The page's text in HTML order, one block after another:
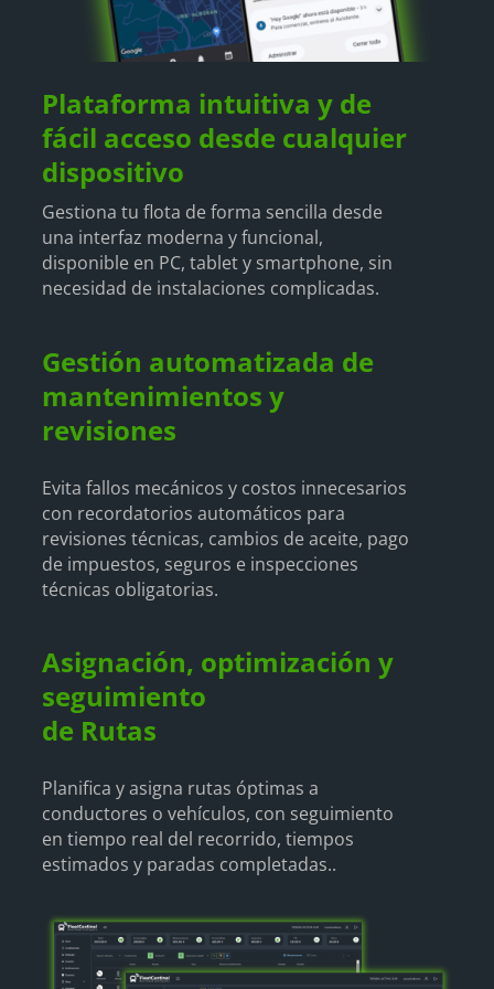
Plataforma intuitiva y de
fácil acceso desde cualquier
dispositivo
Gestiona tu flota de forma sencilla desde
una interfaz moderna y funcional,
disponible en PC, tablet y smartphone, sin
necesidad de instalaciones complicadas.
Gestión automatizada de
mantenimientos y
revisiones
Evita fallos mecánicos y costos innecesarios
con recordatorios automáticos para
revisiones técnicas, cambios de aceite, pago
de impuestos, seguros e inspecciones
técnicas obligatorias.
Asignación, optimización y
seguimiento
de Rutas
Planifica y asigna rutas óptimas a
conductores o vehículos, con seguimiento
en tiempo real del recorrido, tiempos
estimados y paradas completadas..